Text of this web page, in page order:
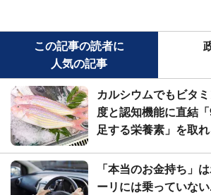
この記事の読者に
人気の記事
カルシウムでもビタ
度と認知機能に直結
足する栄養素」を取
「本当のお金持ち」
ーリには乗っていな